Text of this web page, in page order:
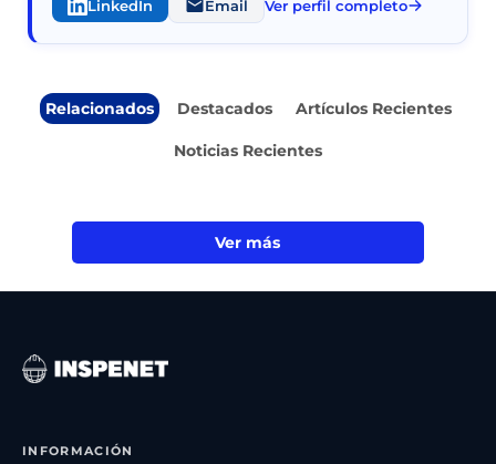
LinkedIn Email Ver perfil completo
Relacionados Destacados Artículos Recientes
Noticias Recientes
Ver más
INFORMACIÓN